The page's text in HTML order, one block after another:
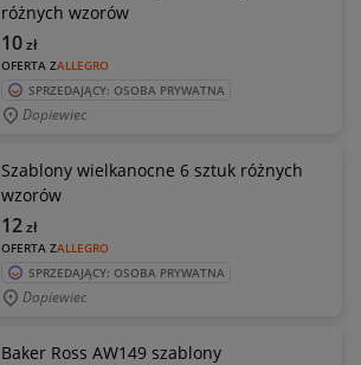
różnych wzorów
OFERTA ZALLEGRO
10zł
SPRZEDAJĄCY: OSOBA PRYWATNA
Dopiewiec
Szablony wielkanocne 6 sztuk różnych
wzorów
OFERTA ZALLEGRO
12zł
SPRZEDAJĄCY: OSOBA PRYWATNA
Dopiewiec
Baker Ross AW149 szablony